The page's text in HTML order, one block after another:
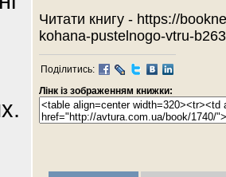
Читати книгу - https://
kohana-pustelnogo-vtru-
Поділитись:
Лінк із зображенням книжки: